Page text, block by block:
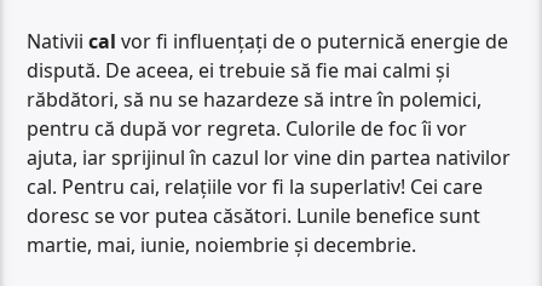
Nativiical vor fi influențați de o puternică energie de
dispută. De aceea, ei trebuie să fie mai calmi și
răbdători, să nu se hazardeze să intre în polemici,
pentru că după vor regreta. Culorile de foc îi vor
ajuta, iar sprijinul în cazul lor vine din partea nativilor
cal. Pentru cai, relațiile vor fi la superlativ! Cei care
doresc se vor putea căsători. Lunile benefice sunt
martie, mai, iunie, noiembrie și decembrie.